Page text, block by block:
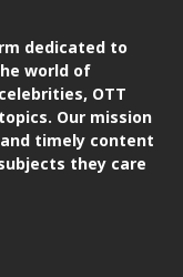
dedicated to
world of
OTT
Our mission
timely content
they care